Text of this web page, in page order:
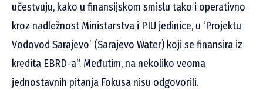
učestvuju, kako u finansijskom smislu tako i operativno
kroz nadležnost Ministarstva i PIU jedinice, u ‘Projektu
Vodovod Sarajevo’ (Sarajevo Water) koji se finansira iz
kredita EBRD-a“. Međutim, na nekoliko veoma
jednostavnih pitanja Fokusa nisu odgovorili.